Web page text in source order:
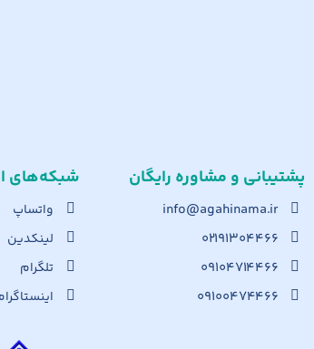
شبکه‌های
واتساپ
لینکدین
تلگرام
پشتیبانی و مشاوره رایگان
info@agahinama.ir
۰۲۱۹۱۳۰۴۴۶۶
۰۹۱۰۴۷۱۴۴۶۶
۰۹۱۰۰۴۷۴۴۶۶